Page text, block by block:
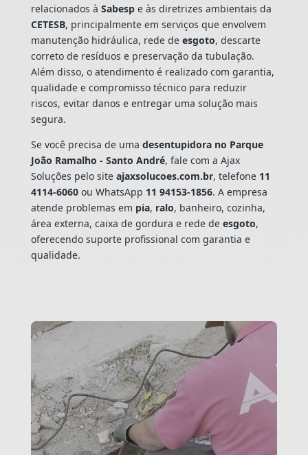
relacionados à Sabespe às diretrizes ambientais da
CETESB, principalmente em serviços que envolvem
manutenção hidráulica, rede de esgoto, descarte
correto de resíduos e preservação da tubulação.
Além disso, o atendimento é realizado com garantia,
qualidade e compromisso técnico para reduzir
riscos, evitar danos e entregar uma solução mais
segura.
Se você precisa de uma desentupidora no Parque
João Ramalho - Santo André, fale com a Ajax
Soluções pelo site ajaxsolucoes.com.br, telefone 11
4114-6060ou WhatsApp 11 94153-1856. A empresa
atende problemas em pia, ralo, banheiro, cozinha,
área externa, caixa de gordura e rede de esgoto,
oferecendo suporte profissional com garantia e
qualidade.